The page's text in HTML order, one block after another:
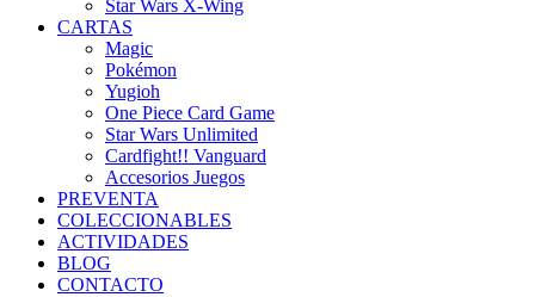
Star Wars X-Wing
CARTAS
Magic
Pokémon
Yugioh
One Piece Card Game
Star Wars Unlimited
Cardfight!! Vanguard
Accesorios Juegos
PREVENTA
COLECCIONABLES
ACTIVIDADES
BLOG
CONTACTO